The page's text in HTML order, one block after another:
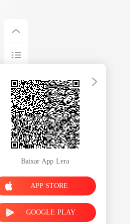
Baixar App Lera
APP STORE
GOOGLE PLAY